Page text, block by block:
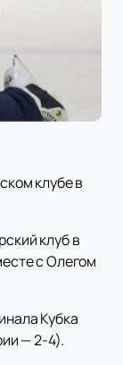
клубе в
клуб в
с Олегом
Кубка
— 2-4).